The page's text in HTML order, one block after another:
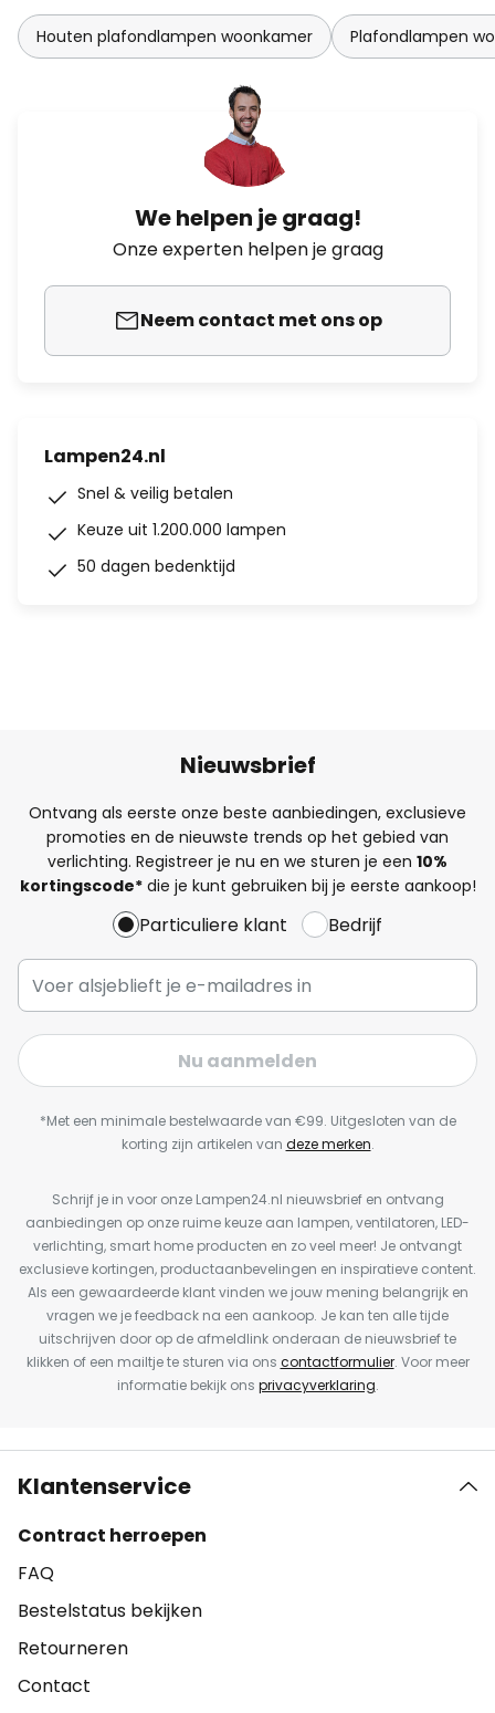
Houten plafondlampen woonkamer Plafondlampen
We helpen je graag!
Onze experten helpen je graag
Neem contact met ons op
Lampen24.nl
Snel & veilig betalen
Keuze uit 1.200.000 lampen
50 dagen bedenktijd
Nieuwsbrief
Ontvang als eerste onze beste aanbiedingen, exclusieve
promoties en de nieuwste trends op het gebied van
verlichting. Registreer je nu en we sturen je een 10%
kortingscode*die je kunt gebruiken bij je eerste aankoop!
Particuliere klant Bedrijf
Nu aanmelden
*Met een minimale bestelwaarde van €99. Uitgesloten van de
korting zijn artikelen van deze merken.
Schrijf je in voor onze Lampen24.nl nieuwsbrief en ontvang
aanbiedingen op onze ruime keuze aan lampen, ventilatoren, LED-
verlichting, smart home producten en zo veel meer! Je ontvangt
exclusieve kortingen, productaanbevelingen en inspiratieve content.
Als een gewaardeerde klant vinden we jouw mening belangrijk en
vragen we je feedback na een aankoop. Je kan ten alle tijde
uitschrijven door op de afmeldlink onderaan de nieuwsbrief te
klikken of een mailtje te sturen via ons contactformulier. Voor meer
informatie bekijk ons privacyverklaring.
Klantenservice
Contract herroepen
FAQ
Bestelstatus bekijken
Retourneren
Contact